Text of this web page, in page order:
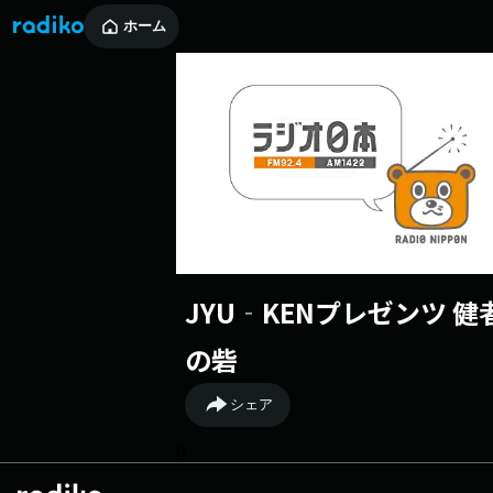
ホーム
JYU‐KENプレゼンツ 健
の砦
シェア